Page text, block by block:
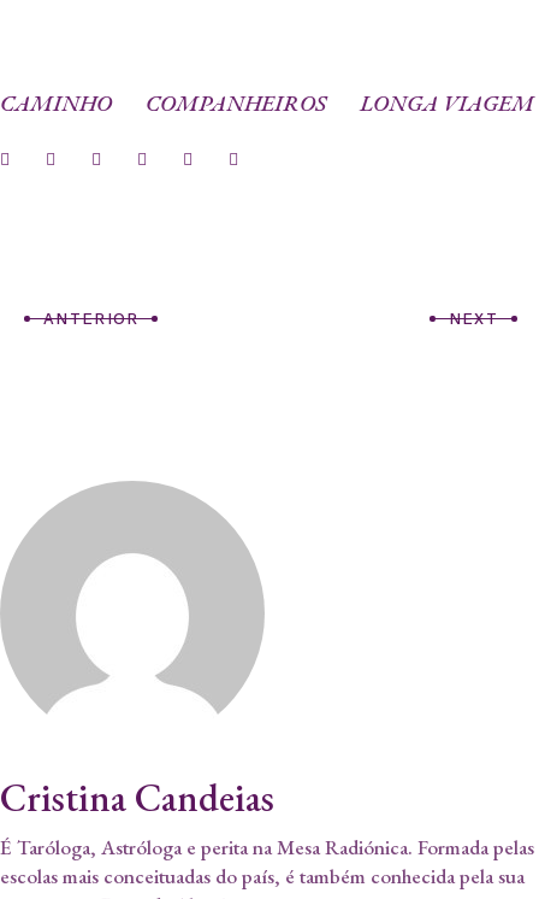
CAMINHO COMPANHEIROS LONGA VIAGEM
ANTERIOR NEXT
Cristina Candeias
É Taróloga, Astróloga e perita na Mesa Radiónica. Formada pelas
escolas mais conceituadas do país, é também conhecida pela sua